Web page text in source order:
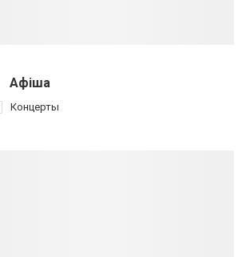
Афіша
Концерты